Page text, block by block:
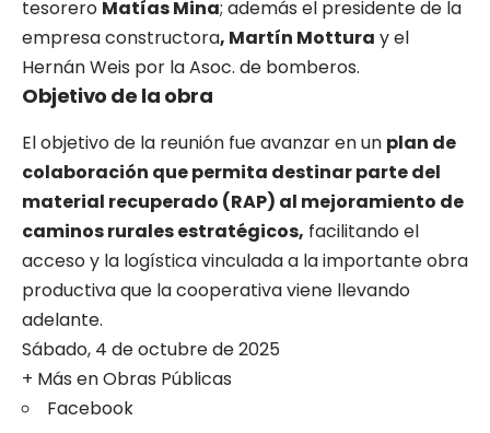
tesorero Matías Mina; además el presidente de la
empresa constructora, Martín Mottura y el
Hernán Weis por la Asoc. de bomberos.
Objetivo de la obra
El objetivo de la reunión fue avanzar en un plan de
colaboración que permita destinar parte del
material recuperado (RAP) al mejoramiento de
caminos rurales estratégicos, facilitando el
acceso y la logística vinculada a la importante obra
productiva que la cooperativa viene llevando
adelante.
Sábado, 4 de octubre de 2025
+ Más enObras Públicas
Facebook